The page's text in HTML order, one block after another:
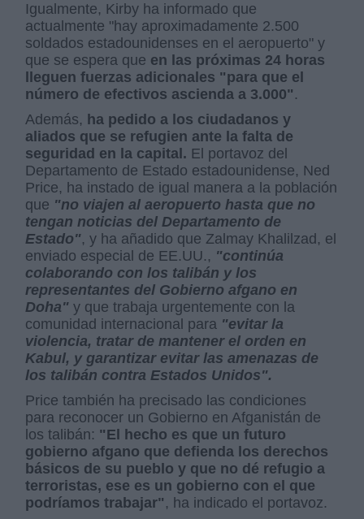
Igualmente, Kirby ha informado que
actualmente "hay aproximadamente 2.500
soldados estadounidenses en el aeropuerto" y
que se espera que en las próximas 24 horas
lleguen fuerzas adicionales "para que el
número de efectivos ascienda a 3.000" .
Además, ha pedido a los ciudadanos y
aliados que se refugien ante la falta de
seguridad en la capital. El portavoz del
Departamento de Estado estadounidense, Ned
Price, ha instado de igual manera a la población
que "no viajen al aeropuerto hasta que no
tengan noticias del Departamento de
Estado", y ha añadido que Zalmay Khalilzad, el
enviado especial de EE.UU., "continúa
colaborando con los talibán y los
representantes del Gobierno afgano en
Doha" y que trabaja urgentemente con la
comunidad internacional para "evitar la
violencia, tratar de mantener el orden en
Kabul, y garantizar evitar las amenazas de
los talibán contra Estados Unidos".
Price también ha precisado las condiciones
para reconocer un Gobierno en Afganistán de
los talibán: "El hecho es que un futuro
gobierno afgano que defienda los derechos
básicos de su pueblo y que no dé refugio a
terroristas, ese es un gobierno con el que
podríamos trabajar" , ha indicado el portavoz.